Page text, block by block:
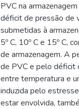
PVC na
déficit de pressão de
submetidas à
5º C, 10º C e 15º C,
de armazenagem. A
de PVC e pelo déficit
entre temperatura e
induzida pelo
estar envolvida,